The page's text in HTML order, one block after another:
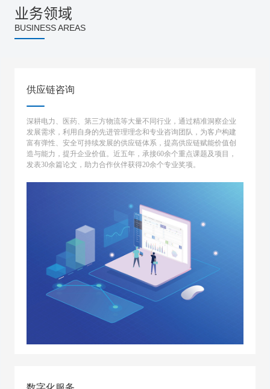
业务领域
BUSINESS AREAS
供应链咨询
深耕电力、医药、第三方物流等大量不同行业，通过精准洞察企业
发展需求，利用自身的先进管理理念和专业咨询团队，为客户构建
富有弹性、安全可持续发展的供应链体系，提高供应链赋能价值创
造与能力，提升企业价值。近五年，承接60余个重点课题及项目，
发表30余篇论文，助力合作伙伴获得20余个专业奖项。